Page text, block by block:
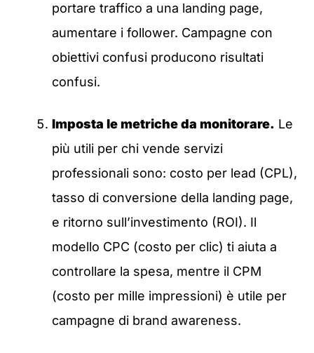
portare traffico a una landing page,
aumentare i follower. Campagne con
obiettivi confusi producono risultati
confusi.
Imposta le metriche da monitorare. Le
più utili per chi vende servizi
professionali sono: costo per lead (CPL),
tasso di conversione della landing page,
e ritorno sull’investimento (ROI). Il
modello CPC (costo per clic) ti aiuta a
controllare la spesa, mentre il CPM
(costo per mille impressioni) è utile per
campagne di brand awareness.